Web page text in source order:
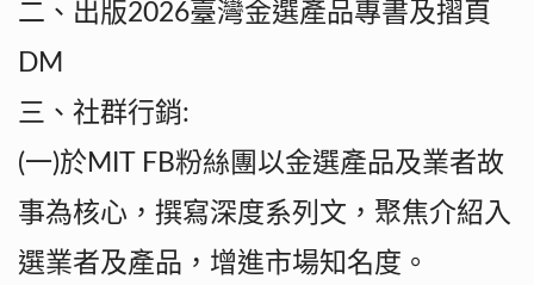
二、出版2026臺灣金選產品專書及摺頁
DM
三、社群行銷:
(一)於MIT FB粉絲團以金選產品及業者故
事為核心，撰寫深度系列文，聚焦介紹入
選業者及產品，增進市場知名度。